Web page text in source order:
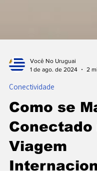
Você No Uruguai
1 de ago. de 2024
Conectividade
Como se
Conectado
Viagem